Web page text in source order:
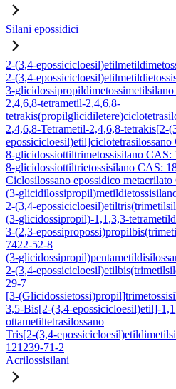
Silani epossidici
2-(3,4-
2-(3,4-
3-
2,4,6,8-tetrametil-2,4,6,8-
2,4,6,8-Tetrametil-2,4,6,8-tetrakis[2-
8-glicidossiottiltrimetossisilano CAS:
8-glicidossiottiltrietossisilano CAS:
Ciclosilossano epossidico
(3-
2-(3,4-
(3-glicidossipropil)-1,1,3,3-
3-(2,3-
7422-52-8
(3-
2-(3,4-
29-7
[3-
3,5-Bis[2-(3,4-epossicicloesil)etil]-
ottametiltetrasilossano
Tris[2-(3,4-
121239-71-2
Acrilossisilani